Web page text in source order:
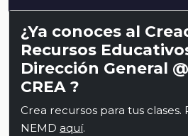
¿Ya conoces al
Recursos
Dirección General
CREA ?
Crea recursos para tus clases.
NEMD aquí.